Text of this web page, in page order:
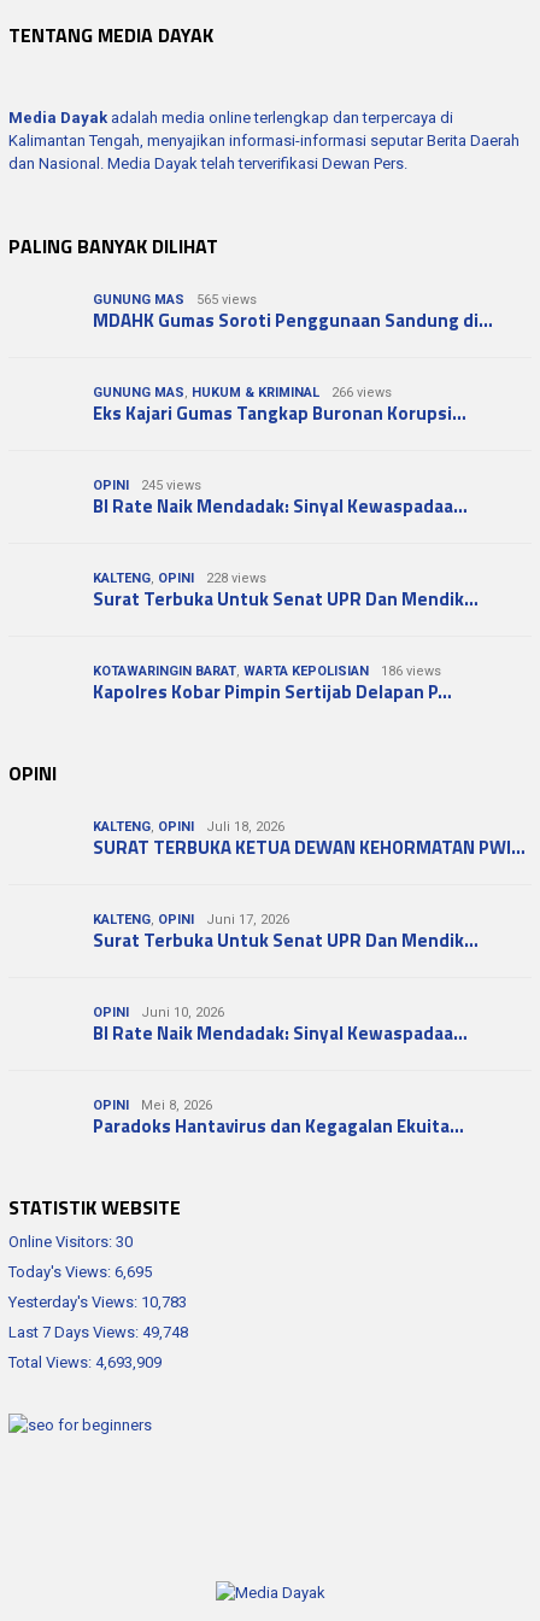
TENTANG MEDIA DAYAK
Media Dayak adalah media online terlengkap dan terpercaya di
Kalimantan Tengah, menyajikan informasi-informasi seputar Berita Daerah
dan Nasional. Media Dayak telah terverifikasi Dewan Pers.
PALING BANYAK DILIHAT
GUNUNG MAS 565 views
MDAHK Gumas Soroti Penggunaan Sandung di…
GUNUNG MAS HUKUM & KRIMINAL 266 views
Eks Kajari Gumas Tangkap Buronan Korupsi…
OPINI 245 views
BI Rate Naik Mendadak: Sinyal Kewaspadaa…
KALTENG OPINI 228 views
Surat Terbuka Untuk Senat UPR Dan Mendik…
KOTAWARINGIN BARAT WARTA KEPOLISIAN 186 views
Kapolres Kobar Pimpin Sertijab Delapan P…
OPINI
KALTENG OPINI Juli 18, 2026
SURAT TERBUKA KETUA DEWAN KEHORMATAN PWI…
KALTENG OPINI Juni 17, 2026
Surat Terbuka Untuk Senat UPR Dan Mendik…
OPINI Juni 10, 2026
BI Rate Naik Mendadak: Sinyal Kewaspadaa…
OPINI Mei 8, 2026
Paradoks Hantavirus dan Kegagalan Ekuita…
STATISTIK WEBSITE
Online Visitors: 30
Today's Views: 6,695
Yesterday's Views: 10,783
Last 7 Days Views: 49,748
Total Views: 4,693,909